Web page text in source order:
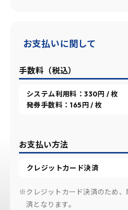
お支払いに関して
手数料（税込）
システム利用料：330円 / 枚
発券手数料：165円 / 枚
お支払い方法
クレジットカード決済
※クレジットカード決済のため、
済となります。